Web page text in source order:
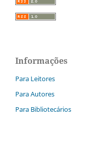
Informações
Para Leitores
Para Autores
Para Bibliotecários